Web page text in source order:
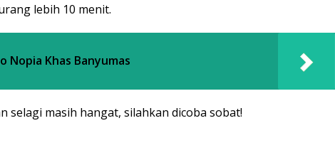
lebih 10 menit.
Nopia Khas Banyumas
selagi masih hangat, silahkan dicoba sobat!